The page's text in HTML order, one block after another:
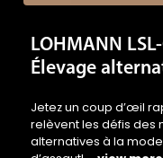
LOHMANN
Élevage
relèvent les défis
alternatives à la
d’assaut!...view more